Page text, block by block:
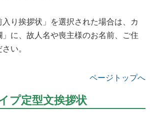
入り挨拶状」を選択された場合は、カ
に、故人名や喪主様のお名前、ご住
い。
ページトップへ
プ定型文挨拶状